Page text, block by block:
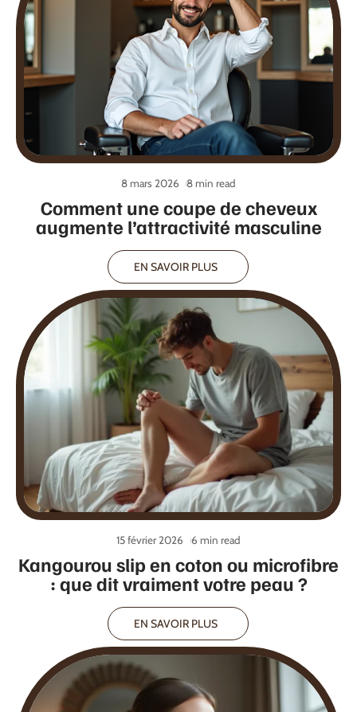
Comment une coupe de cheveux
augmente l’attractivité masculine
8 mars 2026 8 min read
EN SAVOIR PLUS
Kangourou slip en coton ou microfibre
: que dit vraiment votre peau ?
15 février 2026 6 min read
EN SAVOIR PLUS